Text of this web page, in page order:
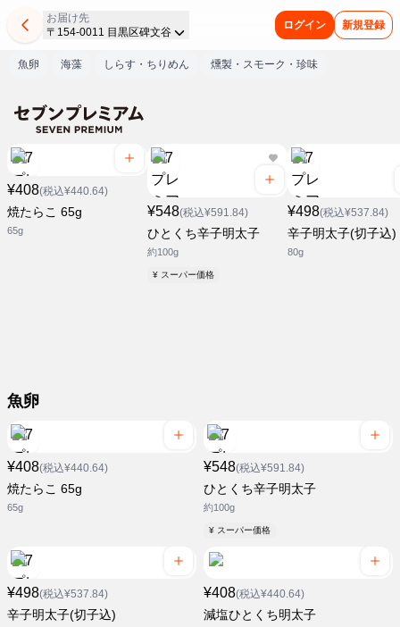
お届け先
〒154-0011 目黒区碑文谷
ログイン 新規登録
魚卵 海藻 しらす・ちりめん 燻製・スモーク・珍味
¥408(税込¥440.64)
焼たらこ 65g
65g
¥548(税込¥591.84)
ひとくち辛子明太子
約100g
¥ スーパー価格
¥498(税込¥537.84)
辛子明太子(切子込)
80g
魚卵
¥408(税込¥440.64)
焼たらこ 65g
65g
¥548(税込¥591.84)
ひとくち辛子明太子
約100g
¥ スーパー価格
¥498(税込¥537.84)
辛子明太子(切子込)
¥408(税込¥440.64)
減塩ひとくち明太子